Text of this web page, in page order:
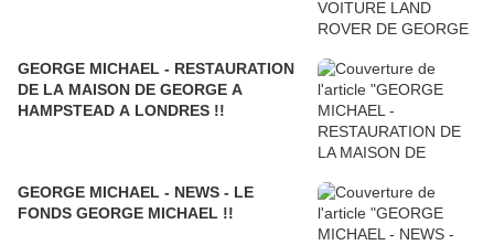
GEORGE MICHAEL - RESTAURATION
DE LA MAISON DE GEORGE A
HAMPSTEAD A LONDRES !!
GEORGE MICHAEL - NEWS - LE
FONDS GEORGE MICHAEL !!